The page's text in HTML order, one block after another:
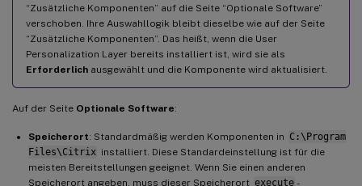
“Zusätzliche Komponenten” auf die Seite “Optionale Software”
verschoben. Ihre Auswahllogik bleibt dieselbe wie auf der Seite
“Zusätzliche Komponenten”. Das heißt, wenn die User
Personalization Layer bereits installiert ist, wird sie als
Erforderlich ausgewählt und die Komponente wird aktualisiert.
Auf der Seite Optionale Software:
Speicherort: Standardmäßig werden Komponenten in C:\Program
Files\Citrix installiert. Diese Standardeinstellung ist für die
meisten Bereitstellungen geeignet. Wenn Sie einen anderen
Speicherort angeben, muss dieser Speicherort execute -